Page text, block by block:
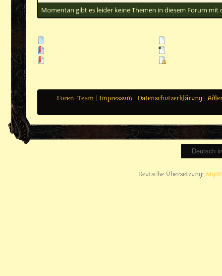
Momentan gibt es leider keine Themen in diesem Forum
Foren-Team Impressum Datenschutzerklärung
Deutsche Übersetzung: